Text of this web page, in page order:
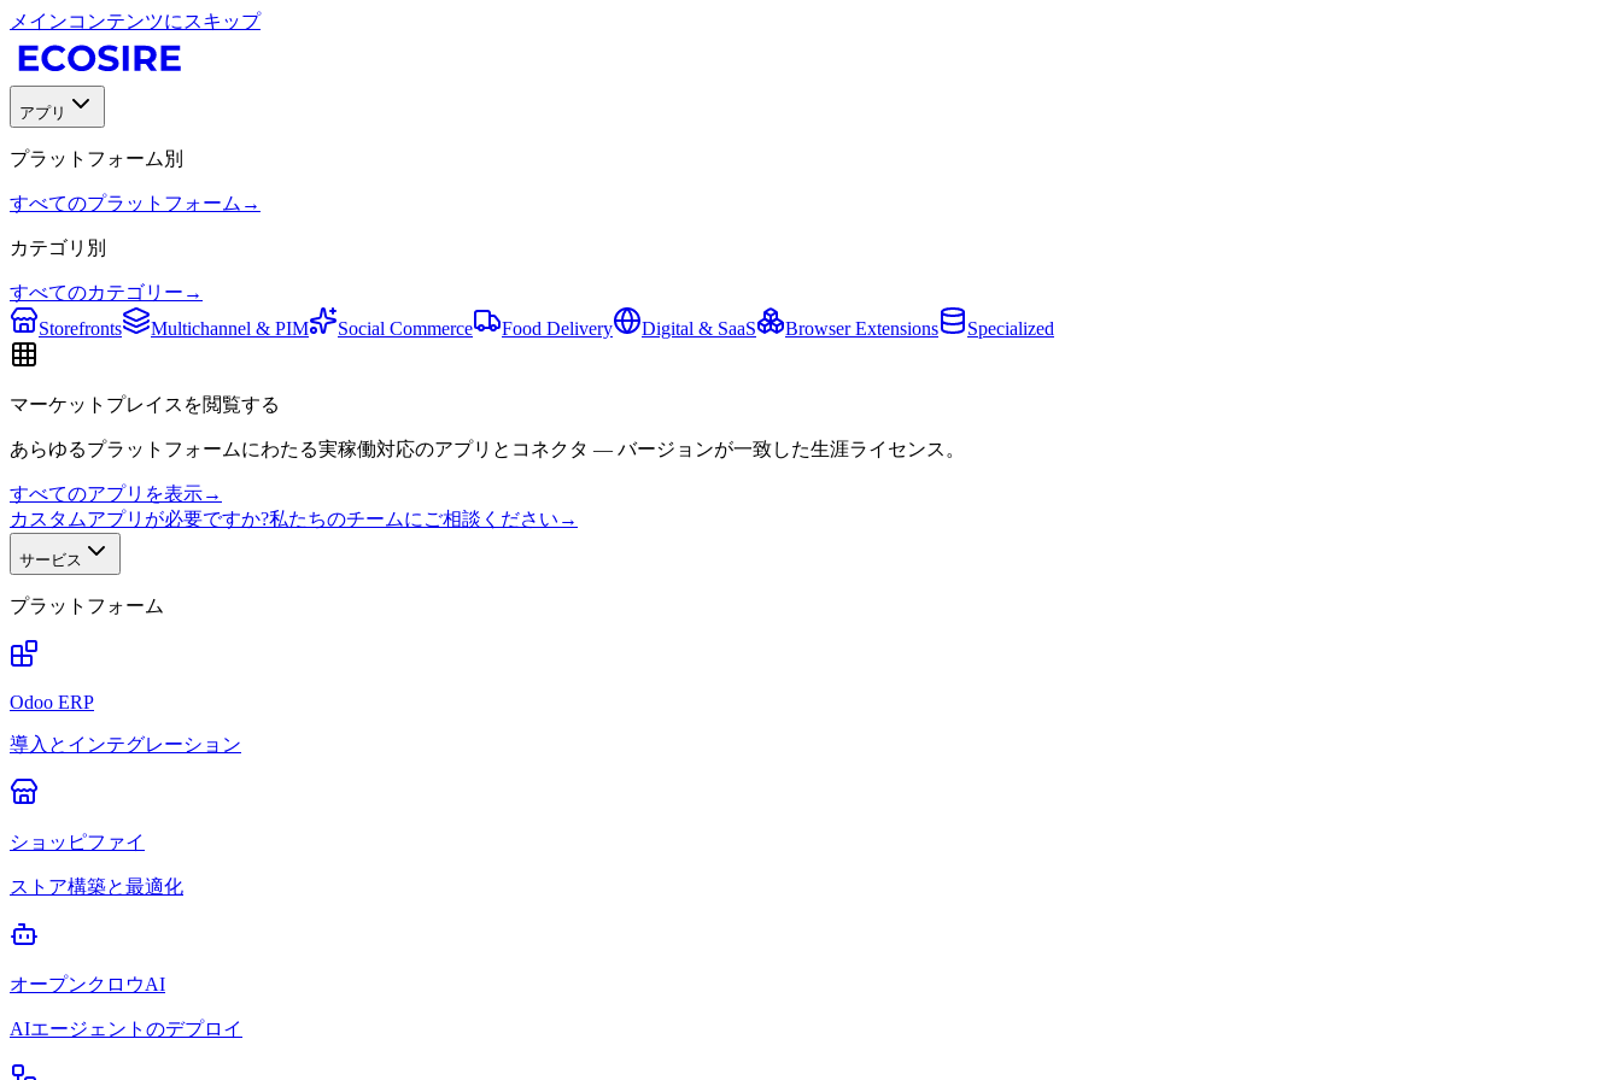
メインコンテンツにスキップ
アプリ
プラットフォーム別
すべてのプラットフォーム →
カテゴリ別
すべてのカテゴリー →
Storefronts
Multichannel & PIM Social Commerce Food Delivery Digital & SaaS Browser Extensions Specialized
マーケットプレイスを閲覧する
あらゆるプラットフォームにわたる実稼働対応のアプリとコネクタ — バージョンが一致した生涯ライセンス。
すべてのアプリを表示→
カスタムアプリが必要ですか?私たちのチームにご相談ください →
サービス
プラットフォーム
Odoo ERP
導入とインテグレーション
ショッピファイ
ストア構築と最適化
オープンクロウAI
AIエージェントのデプロイ